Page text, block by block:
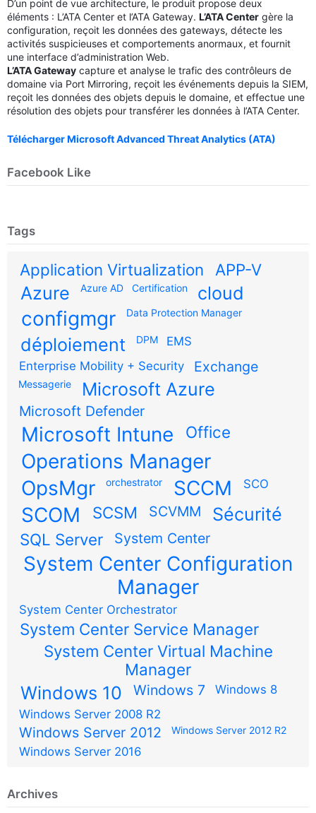
D’un point de vue architecture, le produit propose deux
éléments : L’ATA Center et l’ATA Gateway. L’ATA Center gère la
configuration, reçoit les données des gateways, détecte les
activités suspicieuses et comportements anormaux, et fournit
une interface d’administration Web.
L’ATA Gateway capture et analyse le trafic des contrôleurs de
domaine via Port Mirroring, reçoit les événements depuis la SIEM,
reçoit les données des objets depuis le domaine, et effectue une
résolution des objets pour transférer les données à l’ATA Center.
Télécharger Microsoft Advanced Threat Analytics (ATA)
Facebook Like
Tags
Application Virtualization APP-V
Azure Azure AD Certification cloud
configmgr Data Protection Manager
déploiement DPM
EMS
Enterprise Mobility + Security
Exchange
Messagerie Microsoft Azure
Microsoft Defender
Microsoft Intune Office
Operations Manager
OpsMgr
orchestrator SCCM SCO
SCOM SCSM SCVMM Sécurité
SQL Server System Center
System Center Configuration
Manager
System Center Orchestrator
System Center Service Manager
System Center Virtual Machine
Manager
Windows 10 Windows 7
Windows 8
Windows Server 2008 R2
Windows Server 2012 Windows Server 2012 R2
Windows Server 2016
Archives